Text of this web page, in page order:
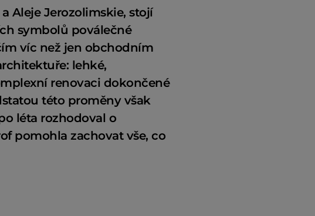
Aleje Jerozolimskie, stojí
symbolů poválečné
víc než jen obchodním
lehké,
renovaci dokončené
této proměny však
léta rozhodoval o
pomohla zachovat vše, co